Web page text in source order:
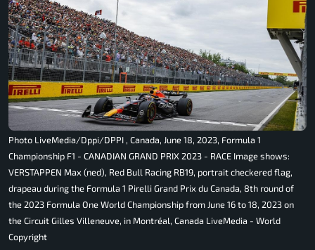
Photo LiveMedia/Dppi/DPPI , Canada, June 18, 2023, Formula 1
Championship F1 - CANADIAN GRAND PRIX 2023 - RACE Image shows:
VERSTAPPEN Max (ned), Red Bull Racing RB19, portrait checkered flag,
drapeau during the Formula 1 Pirelli Grand Prix du Canada, 8th round of
the 2023 Formula One World Championship from June 16 to 18, 2023 on
the Circuit Gilles Villeneuve, in Montréal, Canada LiveMedia - World
Copyright